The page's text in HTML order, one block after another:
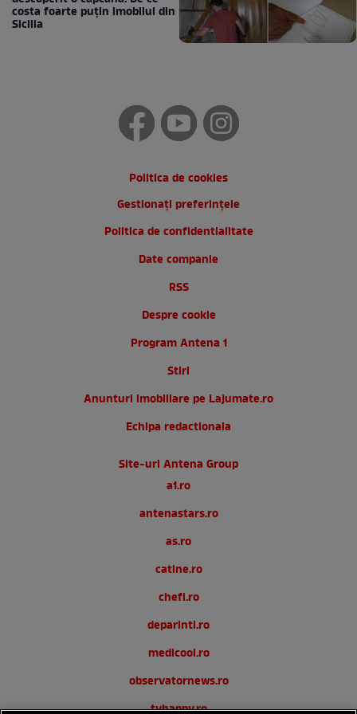
costa foarte puțin imobilul din
Sicilia
Politica de cookies
Gestionați preferințele
Politica de confidentialitate
Date companie
RSS
Despre cookie
Program Antena 1
Stiri
Anunturi imobiliare pe Lajumate.ro
Echipa redactionala
Site-uri Antena Group
a1.ro
antenastars.ro
as.ro
catine.ro
chefi.ro
deparinti.ro
medicool.ro
observatornews.ro
tvhappy.ro